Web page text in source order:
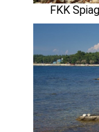
FKK